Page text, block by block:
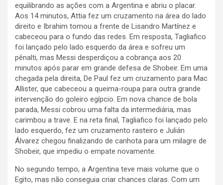
equilibrando as ações com a Argentina e abriu o placar.
Aos 14 minutos, Attia fez um cruzamento na área do lado
direito e Ibrahim tomou a frente de Lisandro Martínez e
cabeceou para o fundo das redes. Em resposta, Tagliafico
foi lançado pelo lado esquerdo da área e sofreu um
pênalti, mas Messi desperdiçou a cobrança aos 20
minutos após parar em grande defesa de Shobeir. Em uma
chegada pela direita, De Paul fez um cruzamento para Mac
Allister, que cabeceou a queima-roupa para outra grande
intervenção do goleiro egípcio. Em nova chance de bola
parada, Messi cobrou uma falta da intermediária, mas
carimbou a trave. E na reta final, Tagliafico foi lançado pelo
lado esquerdo, fez um cruzamento rasteiro e Julián
Álvarez chegou finalizando de canhota para um milagre de
Shobeir, que impediu o empate novamente.
No segundo tempo, a Argentina teve mais volume que o
Egito, mas não conseguia criar chances claras. Com um